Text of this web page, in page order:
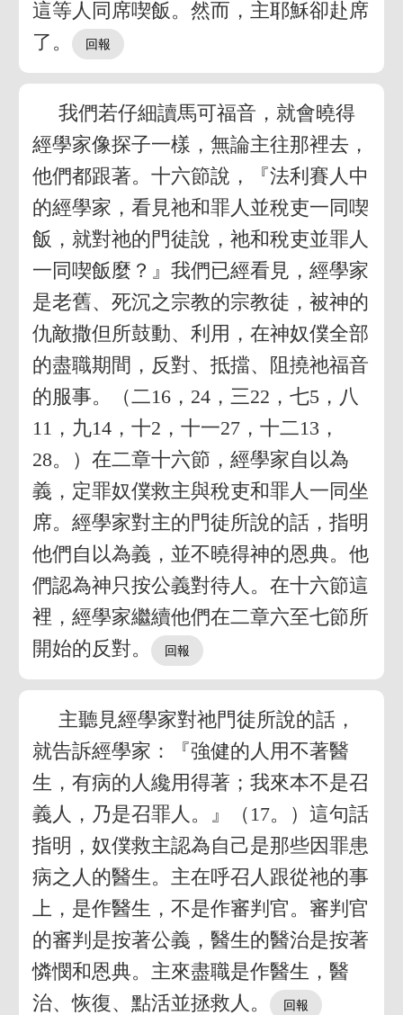
這等人同席喫飯。然而，主耶穌卻赴席
了。
我們若仔細讀馬可福音，就會曉得
經學家像探子一樣，無論主往那裡去，
他們都跟著。十六節說，『法利賽人中
的經學家，看見祂和罪人並稅吏一同喫
飯，就對祂的門徒說，祂和稅吏並罪人
一同喫飯麼？』我們已經看見，經學家
是老舊、死沉之宗教的宗教徒，被神的
仇敵撒但所鼓動、利用，在神奴僕全部
的盡職期間，反對、抵擋、阻撓祂福音
的服事。（二16，24，三22，七5，八
11，九14，十2，十一27，十二13，
28。）在二章十六節，經學家自以為
義，定罪奴僕救主與稅吏和罪人一同坐
席。經學家對主的門徒所說的話，指明
他們自以為義，並不曉得神的恩典。他
們認為神只按公義對待人。在十六節這
裡，經學家繼續他們在二章六至七節所
開始的反對。
主聽見經學家對祂門徒所說的話，
就告訴經學家：『強健的人用不著醫
生，有病的人纔用得著；我來本不是召
義人，乃是召罪人。』（17。）這句話
指明，奴僕救主認為自己是那些因罪患
病之人的醫生。主在呼召人跟從祂的事
上，是作醫生，不是作審判官。審判官
的審判是按著公義，醫生的醫治是按著
憐憫和恩典。主來盡職是作醫生，醫
治、恢復、點活並拯救人。